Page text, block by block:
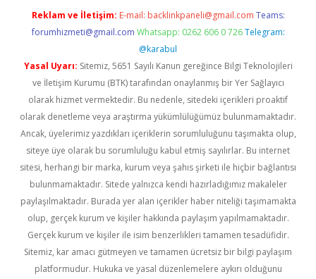
Reklam ve İletişim: E-mail: backlinkpaneli@gmail.com Teams:
forumhizmeti@gmail.com Whatsapp: 0262 606 0 726 Telegram:
@karabul
Yasal Uyarı: Sitemiz, 5651 Sayılı Kanun gereğince Bilgi Teknolojileri
ve İletişim Kurumu (BTK) tarafından onaylanmış bir Yer Sağlayıcı
olarak hizmet vermektedir. Bu nedenle, sitedeki içerikleri proaktif
olarak denetleme veya araştırma yükümlülüğümüz bulunmamaktadır.
Ancak, üyelerimiz yazdıkları içeriklerin sorumluluğunu taşımakta olup,
siteye üye olarak bu sorumluluğu kabul etmiş sayılırlar. Bu internet
sitesi, herhangi bir marka, kurum veya şahıs şirketi ile hiçbir bağlantısı
bulunmamaktadır. Sitede yalnızca kendi hazırladığımız makaleler
paylaşılmaktadır. Burada yer alan içerikler haber niteliği taşımamakta
olup, gerçek kurum ve kişiler hakkında paylaşım yapılmamaktadır.
Gerçek kurum ve kişiler ile isim benzerlikleri tamamen tesadüfidir.
Sitemiz, kar amacı gütmeyen ve tamamen ücretsiz bir bilgi paylaşım
platformudur. Hukuka ve yasal düzenlemelere aykırı olduğunu